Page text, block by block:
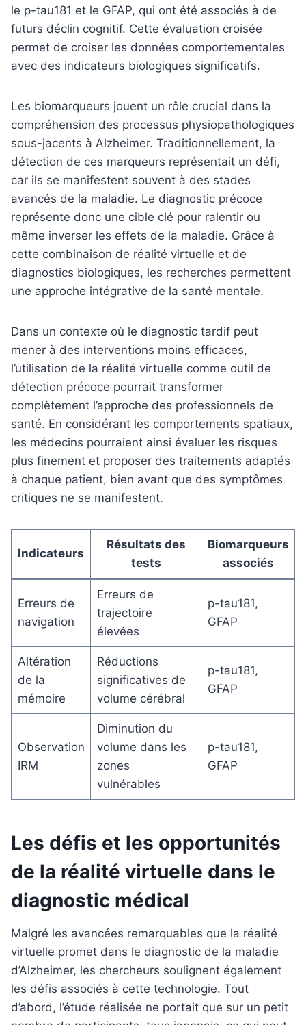
le p-tau181 et le GFAP, qui ont été associés à de
futurs déclin cognitif. Cette évaluation croisée
permet de croiser les données comportementales
avec des indicateurs biologiques significatifs.
Les biomarqueurs jouent un rôle crucial dans la
compréhension des processus physiopathologiques
sous-jacents à Alzheimer. Traditionnellement, la
détection de ces marqueurs représentait un défi,
car ils se manifestent souvent à des stades
avancés de la maladie. Le diagnostic précoce
représente donc une cible clé pour ralentir ou
même inverser les effets de la maladie. Grâce à
cette combinaison de réalité virtuelle et de
diagnostics biologiques, les recherches permettent
une approche intégrative de la santé mentale.
Dans un contexte où le diagnostic tardif peut
mener à des interventions moins efficaces,
l’utilisation de la réalité virtuelle comme outil de
détection précoce pourrait transformer
complètement l’approche des professionnels de
santé. En considérant les comportements spatiaux,
les médecins pourraient ainsi évaluer les risques
plus finement et proposer des traitements adaptés
à chaque patient, bien avant que des symptômes
critiques ne se manifestent.
Indicateurs
Résultats des
tests
Biomarqueurs
associés
Erreurs de
navigation
Erreurs de
trajectoire
élevées
p-tau181,
GFAP
Altération
de la
mémoire
Réductions
significatives de
volume cérébral
p-tau181,
GFAP
Observation
IRM
Diminution du
volume dans les
zones
vulnérables
p-tau181,
GFAP
Les défis et les opportunités
de la réalité virtuelle dans le
diagnostic médical
Malgré les avancées remarquables que la réalité
virtuelle promet dans le diagnostic de la maladie
d’Alzheimer, les chercheurs soulignent également
les défis associés à cette technologie. Tout
d’abord, l’étude réalisée ne portait que sur un petit